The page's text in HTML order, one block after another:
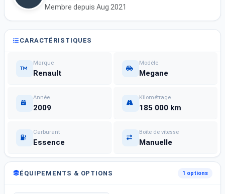
Membre depuis Aug 2021
CARACTÉRISTIQUES
Marque
Renault
Modèle
Megane
Année
2009
Kilométrage
185 000 km
Carburant
Essence
Boîte de vitesse
Manuelle
ÉQUIPEMENTS & OPTIONS 1 options